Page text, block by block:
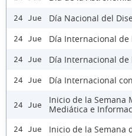
24 Jue Día Nacional del
24 Jue Día Internacional de
24 Jue Día Internacional de
24 Jue Día Internacional
24 Jue
Inicio de la Semana
Mediática e
24 Jue Inicio de la Semana